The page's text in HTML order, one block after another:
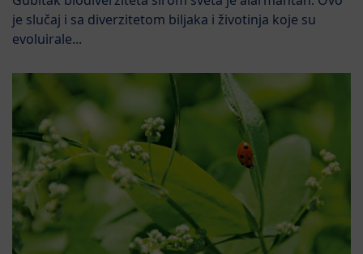
je slučaj i sa diverzitetom biljaka i životinja koje su
evoluirale...